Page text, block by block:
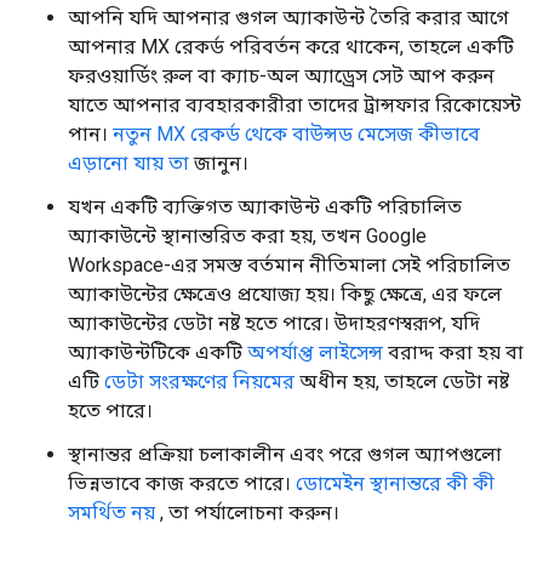
আপনি যদি আপনার গুগল অ্যাকাউন্ট তৈরি করার আগে
আপনার MX রেকর্ড পরিবর্তন করে থাকেন, তাহলে একটি
ফরওয়ার্ডিং রুল বা ক্যাচ-অল অ্যাড্রেস সেট আপ করুন
যাতে আপনার ব্যবহারকারীরা তাদের ট্রান্সফার রিকোয়েস্ট
পান। নতুন MX রেকর্ড থেকে বাউন্সড মেসেজ কীভাবে
এড়ানো যায় তাজানুন।
যখন একটি ব্যক্তিগত অ্যাকাউন্ট একটি পরিচালিত
অ্যাকাউন্টে স্থানান্তরিত করা হয়, তখন Google
Workspace-এর সমস্ত বর্তমান নীতিমালা সেই পরিচালিত
অ্যাকাউন্টের ক্ষেত্রেও প্রযোজ্য হয়। কিছু ক্ষেত্রে, এর ফলে
অ্যাকাউন্টের ডেটা নষ্ট হতে পারে। উদাহরণস্বরূপ, যদি
অ্যাকাউন্টটিকে একটি অপর্যাপ্ত লাইসেন্স বরাদ্দ করা হয় বা
এটি ডেটা সংরক্ষণের নিয়মের অধীন হয়, তাহলে ডেটা নষ্ট
হতে পারে।
স্থানান্তর প্রক্রিয়া চলাকালীন এবং পরে গুগল অ্যাপগুলো
ভিন্নভাবে কাজ করতে পারে। ডোমেইন স্থানান্তরে কী কী
সমর্থিত নয় , তা পর্যালোচনা করুন।